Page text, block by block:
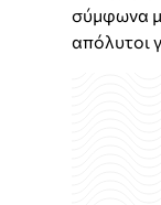
σύμφωνα
απόλυτοι